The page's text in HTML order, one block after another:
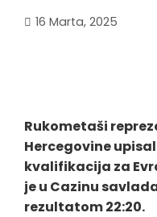
16 Marta, 2025
Rukometaši
Hercegovine
kvalifikacija za
je u Cazinu
rezultatom 22:20.